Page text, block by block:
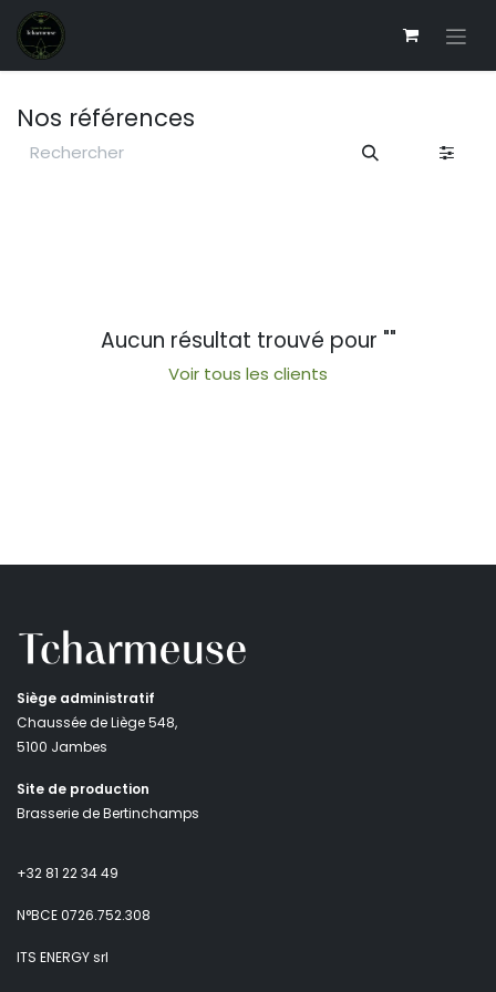
Se rendre au contenu
Nos références
Aucun résultat trouvé pour ""
Voir tous les clients
Siège administratif
Chaussée de Liège 548,
5100 Jambes
Site de production
Brasserie de Bertinchamps
+32 81 22 34 49
N°BCE 0726.752.308
ITS ENERGY srl